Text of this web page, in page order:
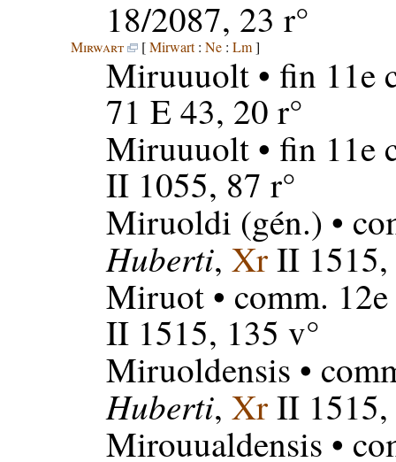
18/2087, 23 r°
Mirwart [Mirwart: Ne: Lm]
Miruuuolt• fin 11e
71 E 43, 20 r°
Miruuuolt• fin 11e
II 1055, 87 r°
Miruoldi (gén.) •
Huberti, XrII 1515,
Miruot• comm.
II 1515, 135 v°
Miruoldensis •
Huberti, XrII 1515,
Mirouualdensis •